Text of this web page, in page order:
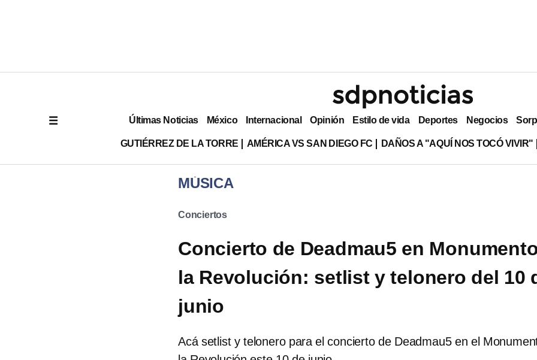
Últimas Noticias México Internacional Opinión Estilo de vida Deportes Negocios
GUTIÉRREZ DE LA TORRE AMÉRICA VS SAN DIEGO FC DAÑOS A "AQUÍ NOS TOCÓ VIVIR"
MÚSICA
Conciertos
Concierto de Deadmau5 en
la Revolución: setlist y telonero del 10
junio
Acá setlist y telonero para el concierto de Deadmau5 en el